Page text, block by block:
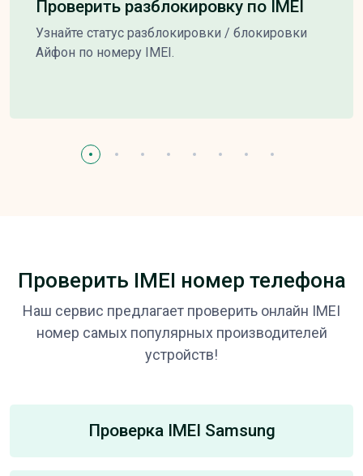
Проверить разблокировку по IMEI
Узнайте статус разблокировки / блокировки
Айфон по номеру IMEI.
Проверить IMEI номер телефона
Наш сервис предлагает проверить онлайн IMEI
номер самых популярных производителей
устройств!
Проверка IMEI Samsung